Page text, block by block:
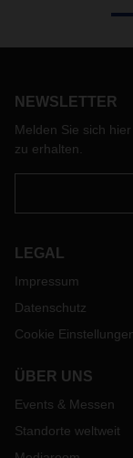
NEWSLETTER
Melden Sie sich
zu erhalten.
LEGAL
Impressum
Datenschutz
Cookie
ÜBER UNS
Events & Messen
Standorte weltweit